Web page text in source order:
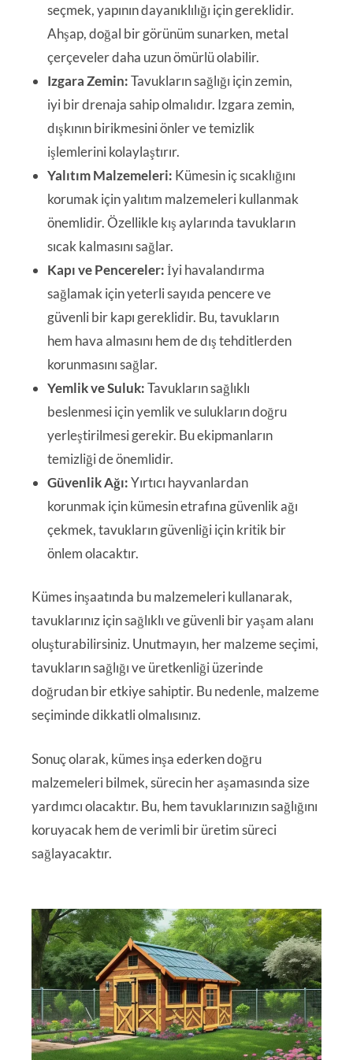
seçmek, yapının dayanıklılığı için gereklidir.
Ahşap, doğal bir görünüm sunarken, metal
çerçeveler daha uzun ömürlü olabilir.
Izgara Zemin:Tavukların sağlığı için zemin,
iyi bir drenaja sahip olmalıdır. Izgara zemin,
dışkının birikmesini önler ve temizlik
işlemlerini kolaylaştırır.
Yalıtım Malzemeleri: Kümesin iç sıcaklığını
korumak için yalıtım malzemeleri kullanmak
önemlidir. Özellikle kış aylarında tavukların
sıcak kalmasını sağlar.
Kapı ve Pencereler:İyi havalandırma
sağlamak için yeterli sayıda pencere ve
güvenli bir kapı gereklidir. Bu, tavukların
hem hava almasını hem de dış tehditlerden
korunmasını sağlar.
Yemlik ve Suluk:Tavukların sağlıklı
beslenmesi için yemlik ve sulukların doğru
yerleştirilmesi gerekir. Bu ekipmanların
temizliği de önemlidir.
Güvenlik Ağı:Yırtıcı hayvanlardan
korunmak için kümesin etrafına güvenlik ağı
çekmek, tavukların güvenliği için kritik bir
önlem olacaktır.
Kümes inşaatında bu malzemeleri kullanarak,
tavuklarınız için sağlıklı ve güvenli bir yaşam alanı
oluşturabilirsiniz. Unutmayın, her malzeme seçimi,
tavukların sağlığı ve üretkenliği üzerinde
doğrudan bir etkiye sahiptir. Bu nedenle, malzeme
seçiminde dikkatli olmalısınız.
Sonuç olarak, kümes inşa ederken doğru
malzemeleri bilmek, sürecin her aşamasında size
yardımcı olacaktır. Bu, hem tavuklarınızın sağlığını
koruyacak hem de verimli bir üretim süreci
sağlayacaktır.